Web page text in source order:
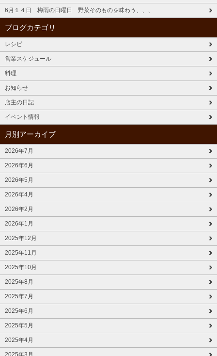
6月１４日 梅雨の日曜日 野菜そのものを味わう、、、
ブログカテゴリ
レシピ
営業スケジュール
料理
お知らせ
店主の日記
イベント情報
月別アーカイブ
2026年7月
2026年6月
2026年5月
2026年4月
2026年2月
2026年1月
2025年12月
2025年11月
2025年10月
2025年8月
2025年7月
2025年6月
2025年5月
2025年4月
2025年3月